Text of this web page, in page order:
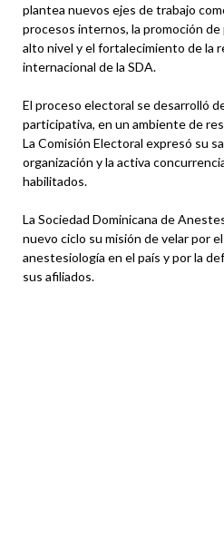
plantea nuevos ejes de trabajo
procesos internos, la promoción
alto nivel y el fortalecimiento de la
internacional de la SDA.
El proceso electoral se desarrolló
participativa, en un ambiente de
La Comisión Electoral expresó su
organización y la activa
habilitados.
La Sociedad Dominicana de
nuevo ciclo su misión de velar por
anestesiología en el país y por la
sus afiliados.